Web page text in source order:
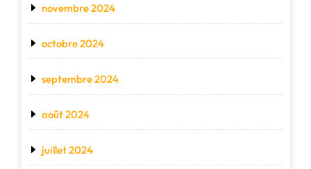
novembre 2024
octobre 2024
septembre 2024
août 2024
juillet 2024